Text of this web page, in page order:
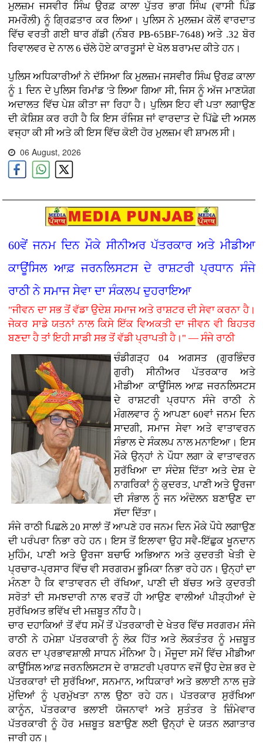
ਮੁਲਜ਼ਮ ਜਸਵੀਰ ਸਿੰਘ ਉਰਫ਼ ਕਾਲਾ ਪੁੱਤਰ ਭਾਗ ਸਿੰਘ (ਵਾਸੀ ਪਿੰਡ
ਸਮਰੌਲੀ) ਨੂੰ ਗ੍ਰਿਫ਼ਤਾਰ ਕਰ ਲਿਆ। ਪੁਲਿਸ ਨੇ ਮੁਲਜ਼ਮ ਕੋਲੋਂ ਵਾਰਦਾਤ
ਵਿੱਚ ਵਰਤੀ ਗਈ ਥਾਰ ਗੱਡੀ (ਨੰਬਰ PB-65BF-7648) ਅਤੇ .32 ਬੋਰ
ਰਿਵਾਲਵਰ ਦੇ ਨਾਲ 6 ਚੱਲੇ ਹੋਏ ਕਾਰਤੂਸਾਂ ਦੇ ਖੋਲ ਬਰਾਮਦ ਕੀਤੇ ਹਨ।
ਪੁਲਿਸ ਅਧਿਕਾਰੀਆਂ ਨੇ ਦੱਸਿਆ ਕਿ ਮੁਲਜ਼ਮ ਜਸਵੀਰ ਸਿੰਘ ਉਰਫ਼ ਕਾਲਾ
ਨੂੰ 1 ਦਿਨ ਦੇ ਪੁਲਿਸ ਰਿਮਾਂਡ 'ਤੇ ਲਿਆ ਗਿਆ ਸੀ, ਜਿਸ ਨੂੰ ਅੱਜ ਮਾਣਯੋਗ
ਅਦਾਲਤ ਵਿੱਚ ਪੇਸ਼ ਕੀਤਾ ਜਾ ਰਿਹਾ ਹੈ। ਪੁਲਿਸ ਇਹ ਵੀ ਪਤਾ ਲਗਾਉਣ
ਦੀ ਕੋਸ਼ਿਸ਼ ਕਰ ਰਹੀ ਹੈ ਕਿ ਇਸ ਰੰਜਿਸ਼ ਜਾਂ ਵਾਰਦਾਤ ਦੇ ਪਿੱਛੇ ਦੀ ਅਸਲ
ਵਜ੍ਹਾ ਕੀ ਸੀ ਅਤੇ ਕੀ ਇਸ ਵਿੱਚ ਕੋਈ ਹੋਰ ਮੁਲਜ਼ਮ ਵੀ ਸ਼ਾਮਲ ਸੀ।
06 August, 2026
60ਵੇਂ ਜਨਮ ਦਿਨ ਮੌਕੇ ਸੀਨੀਅਰ ਪੱਤਰਕਾਰ ਅਤੇ ਮੀਡੀਆ
ਕਾਊਂਸਿਲ ਆਫ਼ ਜਰਨਲਿਸਟਸ ਦੇ ਰਾਸ਼ਟਰੀ ਪ੍ਰਧਾਨ ਸੰਜੇ
ਰਾਠੀ ਨੇ ਸਮਾਜ ਸੇਵਾ ਦਾ ਸੰਕਲਪ ਦੁਹਰਾਇਆ
"ਜੀਵਨ ਦਾ ਸਭ ਤੋਂ ਵੱਡਾ ਉਦੇਸ਼ ਸਮਾਜ ਅਤੇ ਰਾਸ਼ਟਰ ਦੀ ਸੇਵਾ ਕਰਨਾ ਹੈ।
ਜੇਕਰ ਸਾਡੇ ਯਤਨਾਂ ਨਾਲ ਕਿਸੇ ਇੱਕ ਵਿਅਕਤੀ ਦਾ ਜੀਵਨ ਵੀ ਬਿਹਤਰ
ਬਣਦਾ ਹੈ ਤਾਂ ਇਹੀ ਸਾਡੀ ਸਭ ਤੋਂ ਵੱਡੀ ਪ੍ਰਾਪਤੀ ਹੈ।" — ਸੰਜੇ ਰਾਠੀ
ਚੰਡੀਗੜ੍ਹ 04 ਅਗਸਤ (ਗੁਰਭਿੰਦਰ
ਗੁਰੀ)ਸੀਨੀਅਰ ਪੱਤਰਕਾਰ ਅਤੇ
ਮੀਡੀਆ ਕਾਊਂਸਿਲ ਆਫ਼ ਜਰਨਲਿਸਟਸ
ਦੇ ਰਾਸ਼ਟਰੀ ਪ੍ਰਧਾਨ ਸੰਜੇ ਰਾਠੀ ਨੇ
ਮੰਗਲਵਾਰ ਨੂੰ ਆਪਣਾ 60ਵਾਂ ਜਨਮ ਦਿਨ
ਸਾਦਗੀ, ਸਮਾਜ ਸੇਵਾ ਅਤੇ ਵਾਤਾਵਰਨ
ਸੰਭਾਲ ਦੇ ਸੰਕਲਪ ਨਾਲ ਮਨਾਇਆ। ਇਸ
ਮੌਕੇ ਉਨ੍ਹਾਂ ਨੇ ਪੌਧਾ ਲਗਾ ਕੇ ਵਾਤਾਵਰਨ
ਸੁਰੱਖਿਆ ਦਾ ਸੰਦੇਸ਼ ਦਿੱਤਾ ਅਤੇ ਦੇਸ਼ ਦੇ
ਨਾਗਰਿਕਾਂ ਨੂੰ ਕੁਦਰਤ, ਪਾਣੀ ਅਤੇ ਊਰਜਾ
ਦੀ ਸੰਭਾਲ ਨੂੰ ਜਨ ਅੰਦੋਲਨ ਬਣਾਉਣ ਦਾ
ਸੱਦਾ ਦਿੱਤਾ।
ਸੰਜੇ ਰਾਠੀ ਪਿਛਲੇ 20 ਸਾਲਾਂ ਤੋਂ ਆਪਣੇ ਹਰ ਜਨਮ ਦਿਨ ਮੌਕੇ ਪੌਧੇ ਲਗਾਉਣ
ਦੀ ਪਰੰਪਰਾ ਨਿਭਾ ਰਹੇ ਹਨ। ਇਸ ਤੋਂ ਇਲਾਵਾ ਉਹ ਸਵੈ-ਇੱਛੁਕ ਖੂਨਦਾਨ
ਮੁਹਿੰਮ, ਪਾਣੀ ਅਤੇ ਊਰਜਾ ਬਚਾਓ ਅਭਿਆਨ ਅਤੇ ਕੁਦਰਤੀ ਖੇਤੀ ਦੇ
ਪ੍ਰਚਾਰ-ਪ੍ਰਸਾਰ ਵਿੱਚ ਵੀ ਸਰਗਰਮ ਭੂਮਿਕਾ ਨਿਭਾ ਰਹੇ ਹਨ। ਉਨ੍ਹਾਂ ਦਾ
ਮੰਨਣਾ ਹੈ ਕਿ ਵਾਤਾਵਰਨ ਦੀ ਰੱਖਿਆ, ਪਾਣੀ ਦੀ ਬੱਚਤ ਅਤੇ ਕੁਦਰਤੀ
ਸਰੋਤਾਂ ਦੀ ਸਮਝਦਾਰੀ ਨਾਲ ਵਰਤੋਂ ਹੀ ਆਉਣ ਵਾਲੀਆਂ ਪੀੜ੍ਹੀਆਂ ਦੇ
ਸੁਰੱਖਿਅਤ ਭਵਿੱਖ ਦੀ ਮਜ਼ਬੂਤ ਨੀਂਹ ਹੈ।
ਚਾਰ ਦਹਾਕਿਆਂ ਤੋਂ ਵੱਧ ਸਮੇਂ ਤੋਂ ਪੱਤਰਕਾਰੀ ਦੇ ਖੇਤਰ ਵਿੱਚ ਸਰਗਰਮ ਸੰਜੇ
ਰਾਠੀ ਨੇ ਹਮੇਸ਼ਾ ਪੱਤਰਕਾਰੀ ਨੂੰ ਲੋਕ ਹਿੱਤ ਅਤੇ ਲੋਕਤੰਤਰ ਨੂੰ ਮਜ਼ਬੂਤ
ਕਰਨ ਦਾ ਪ੍ਰਭਾਵਸ਼ਾਲੀ ਸਾਧਨ ਮੰਨਿਆ ਹੈ। ਮੌਜੂਦਾ ਸਮੇਂ ਵਿੱਚ ਮੀਡੀਆ
ਕਾਊਂਸਿਲ ਆਫ਼ ਜਰਨਲਿਸਟਸ ਦੇ ਰਾਸ਼ਟਰੀ ਪ੍ਰਧਾਨ ਵਜੋਂ ਉਹ ਦੇਸ਼ ਭਰ ਦੇ
ਪੱਤਰਕਾਰਾਂ ਦੀ ਸੁਰੱਖਿਆ, ਸਨਮਾਨ, ਅਧਿਕਾਰਾਂ ਅਤੇ ਭਲਾਈ ਨਾਲ ਜੁੜੇ
ਮੁੱਦਿਆਂ ਨੂੰ ਪ੍ਰਮੁੱਖਤਾ ਨਾਲ ਉਠਾ ਰਹੇ ਹਨ। ਪੱਤਰਕਾਰ ਸੁਰੱਖਿਆ
ਕਾਨੂੰਨ, ਪੱਤਰਕਾਰ ਭਲਾਈ ਯੋਜਨਾਵਾਂ ਅਤੇ ਸੁਤੰਤਰ ਤੇ ਜ਼ਿੰਮੇਵਾਰ
ਪੱਤਰਕਾਰੀ ਨੂੰ ਹੋਰ ਮਜ਼ਬੂਤ ਬਣਾਉਣ ਲਈ ਉਨ੍ਹਾਂ ਦੇ ਯਤਨ ਲਗਾਤਾਰ
ਜਾਰੀ ਹਨ।